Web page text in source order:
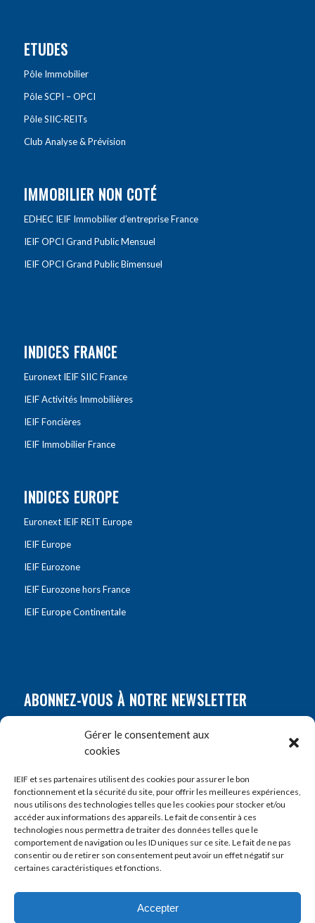
Gérer le consentement aux
cookies
IEIF et ses partenaires utilisent des cookies pour assurer le bon
fonctionnement et la sécurité du site, pour offrir les meilleures expériences,
nous utilisons des technologies telles que les cookies pour stocker et/ou
accéder aux informations des appareils. Le fait de consentir à ces
technologies nous permettra de traiter des données telles que le
comportement de navigation ou les ID uniques sur ce site. Le fait de ne pas
consentir ou de retirer son consentement peut avoir un effet négatif sur
certaines caractéristiques et fonctions.
Accepter
ETUDES
Pôle Immobilier
Pôle SCPI – OPCI
Pôle SIIC-REITs
Club Analyse & Prévision
IMMOBILIER NON COTÉ
EDHEC IEIF Immobilier d’entreprise France
IEIF OPCI Grand Public Mensuel
IEIF OPCI Grand Public Bimensuel
INDICES FRANCE
Euronext IEIF SIIC France
IEIF Activités Immobilières
IEIF Foncières
IEIF Immobilier France
INDICES EUROPE
Euronext IEIF REIT Europe
IEIF Europe
IEIF Eurozone
IEIF Eurozone hors France
IEIF Europe Continentale
ABONNEZ-VOUS À NOTRE NEWSLETTER
Prénom*
E-mail*